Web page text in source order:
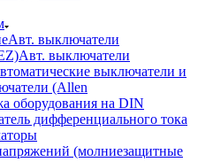
Авт. выключатели
Авт. выключатели
выключатели и
(Allen
оборудования на DIN
дифференциального тока
(молниезащитные